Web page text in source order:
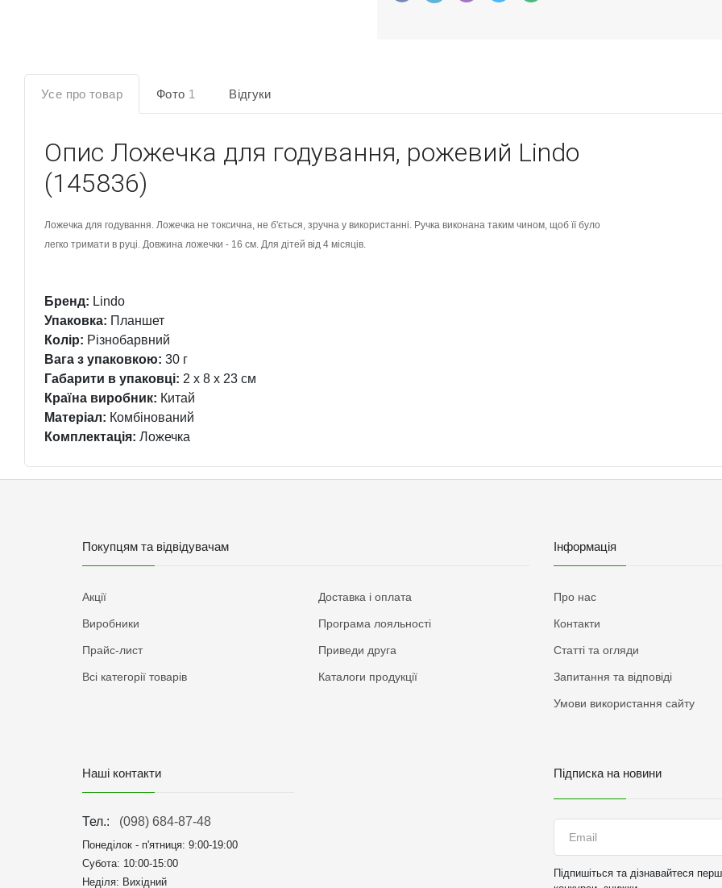
Усе про товар Фото 1 Відгуки
Опис Ложечка для годування, рожевий Lindo
(145836)
Ложечка для годування. Ложечка не токсична, не б'ється, зручна у використанні. Ручка виконана таким чином, щоб її було
легко тримати в руці. Довжина ложечки - 16 см. Для дітей від 4 місяців.
Бренд: Lindo
Упаковка: Планшет
Колір: Різнобарвний
Вага з упаковкою: 30 г
Габарити в упаковці: 2 x 8 x 23 см
Країна виробник: Китай
Матеріал: Комбінований
Комплектація: Ложечка
Покупцям та відвідувачам
Акції
Виробники
Прайс-лист
Всі категорії товарів
Доставка і оплата
Програма лояльності
Приведи друга
Каталоги продукції
Інформація
Про нас
Контакти
Статті та огляди
Запитання та відповіді
Умови використання сайту
Наші контакти
Тел.: (098) 684-87-48
Понеділок - п'ятниця: 9:00-19:00
Субота: 10:00-15:00
Неділя: Вихідний
Підписка на новини
Підпишіться та дізнавайтеся